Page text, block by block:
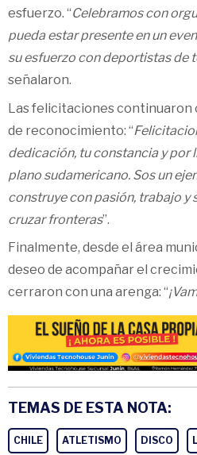
esfuerzo. “Celebramos con
pueda estar presente en un
su esfuerzo con deportistas de
señalaron.
Las felicitaciones continuaron
de reconocimiento: “
dedicación, tu constancia y por
plano sudamericano. Sos un
construye con pasión, trabajo y
cruzar fronteras”.
Finalmente, desde el área
deseo de acompañar el
cerraron con una arenga: “
TEMAS DE ESTA NOTA:
CHILE ATLETISMO DISCO